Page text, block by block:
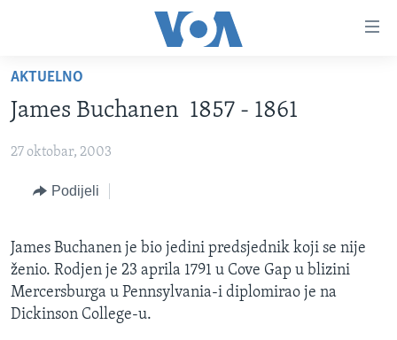
glavni
sadržaj
na
navigaciju
na
pretragu
FOTOGRAFIJE DANA
VIJESTI
BOSNA I HERCEGOVINA
SVIJET
SPECIJALNI PROJEKTI
KORUPCIJA
SLOBODA MEDIJA
AKTUELNO
James Buchanen 1857 - 1861
27 oktobar, 2003
Podijeli
James Buchanen je bio jedini predsjednik koji se nije
ženio. Rodjen je 23 aprila 1791 u Cove Gap u blizini
Mercersburga u Pennsylvania-i diplomirao je na
Dickinson College-u.